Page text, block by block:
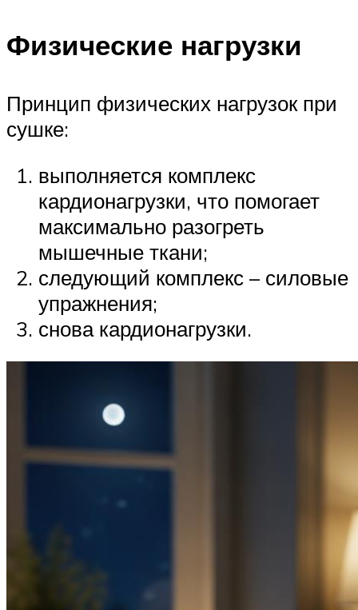
Физические нагрузки
Принцип физических нагрузок при
сушке:
выполняется комплекс
кардионагрузки, что помогает
максимально разогреть
мышечные ткани;
следующий комплекс – силовые
упражнения;
снова кардионагрузки.